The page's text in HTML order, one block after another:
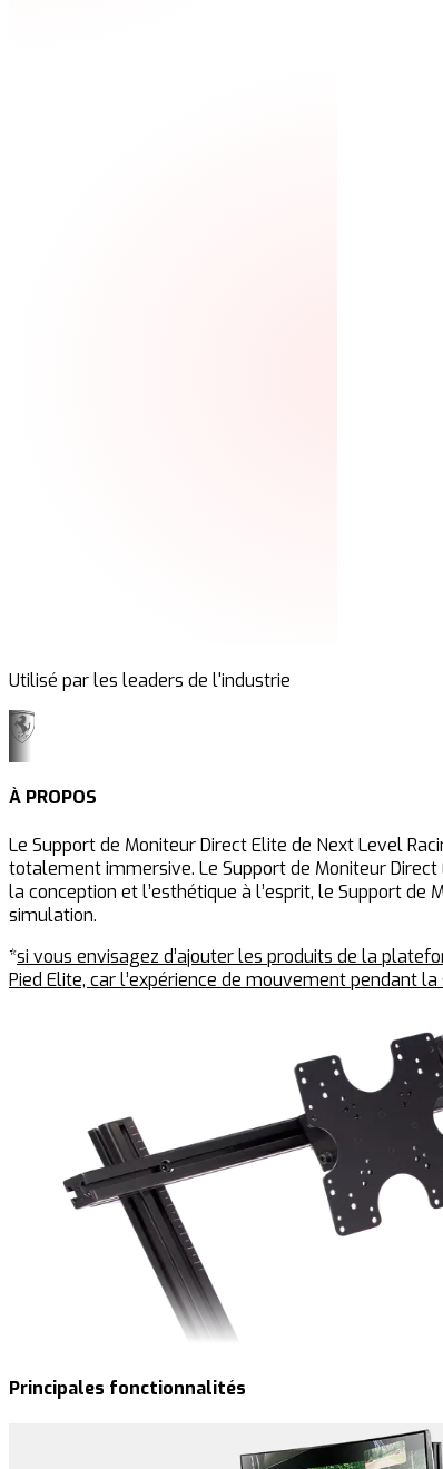
Utilisé par les leaders de l'industrie
À PROPOS
Le Support de Moniteur Direct Elite de Next Level
totalement immersive. Le Support de Moniteur
la conception et l’esthétique à l’esprit, le Support
simulation.
*si vous envisagez d’ajouter les produits de la
Pied Elite, car l’expérience de mouvement pendant
Principales fonctionnalités